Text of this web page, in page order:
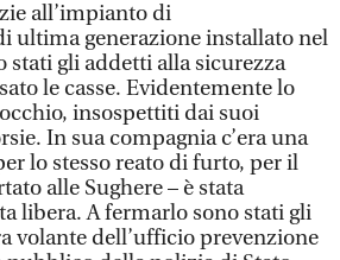
all’impianto di
ultima generazione installato nel
stati gli addetti alla sicurezza
le casse. Evidentemente lo
insospettiti dai suoi
In sua compagnia c’era una
lo stesso reato di furto, per il
alle Sughere – è stata
libera. A fermarlo sono stati gli
volante dell’ufficio prevenzione